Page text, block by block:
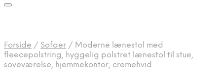
Forside / Sofaer / Moderne lænestol med
fleecepolstring, hyggelig polstret lænestol til stue,
soveværelse, hjemmekontor, cremehvid